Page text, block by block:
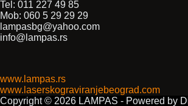
Tel: 011 227 49 85
Mob: 060 5 29 29 29
lampasbg@yahoo.com
info@lampas.rs
www.lampas.rs
www.laserskograviranjebeograd.com
Copyright © 2026 LAMPAS - Powered by